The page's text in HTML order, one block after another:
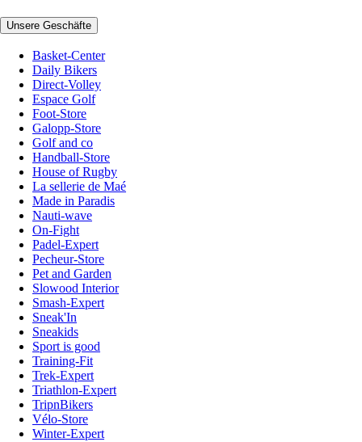
Unsere Geschäfte
Basket-Center
Daily Bikers
Direct-Volley
Espace Golf
Foot-Store
Galopp-Store
Golf and co
Handball-Store
House of Rugby
La sellerie de Maé
Made in Paradis
Nauti-wave
On-Fight
Padel-Expert
Pecheur-Store
Pet and Garden
Slowood Interior
Smash-Expert
Sneak'In
Sneakids
Sport is good
Training-Fit
Trek-Expert
Triathlon-Expert
TripnBikers
Vélo-Store
Winter-Expert